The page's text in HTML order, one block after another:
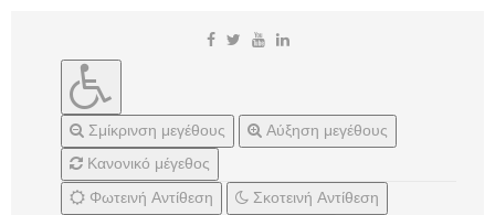
Σμίκρινση μεγέθους
Αύξηση μεγέθους
Κανονικό μέγεθος
Φωτεινή Αντίθεση
Σκοτεινή Αντίθεση